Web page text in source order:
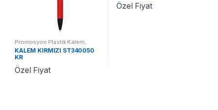
Promosyon Plastik Kalem
Promosyon Kalemler
KALEM KIRMIZI ST340050
KR
Özel Fiyat
Özel Fiyat